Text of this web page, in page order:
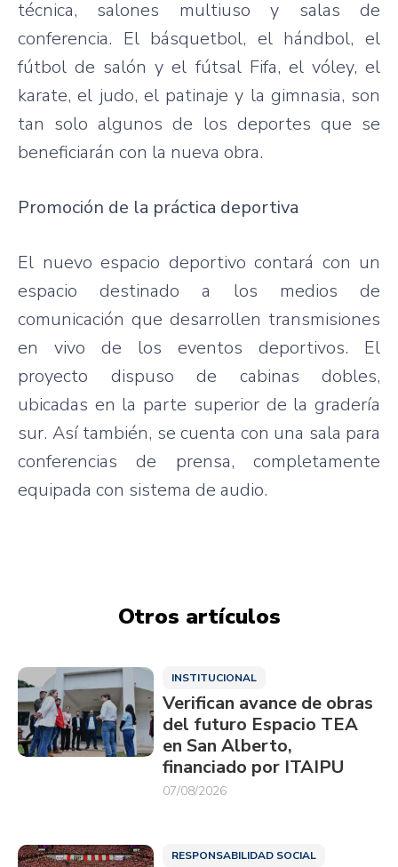
técnica, salones multiuso y salas de
conferencia. El básquetbol, el hándbol, el
fútbol de salón y el fútsal Fifa, el vóley, el
karate, el judo, el patinaje y la gimnasia, son
tan solo algunos de los deportes que se
beneficiarán con la nueva obra.
Promoción de la práctica deportiva
El nuevo espacio deportivo contará con un
espacio destinado a los medios de
comunicación que desarrollen transmisiones
en vivo de los eventos deportivos. El
proyecto dispuso de cabinas dobles,
ubicadas en la parte superior de la gradería
sur. Así también, se cuenta con una sala para
conferencias de prensa, completamente
equipada con sistema de audio.
Otros artículos
INSTITUCIONAL
Verifican avance de obras
del futuro Espacio TEA
en San Alberto,
financiado por ITAIPU
07/08/2026
RESPONSABILIDAD SOCIAL